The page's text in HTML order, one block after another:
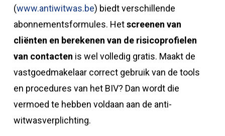
(www.antiwitwas.be) biedt verschillende
abonnementsformules. Hetscreenen van
cliënten en berekenen van de risicoprofielen
van contacten is wel volledig gratis. Maakt de
vastgoedmakelaar correct gebruik van de tools
en procedures van het BIV? Dan wordt die
vermoed te hebben voldaan aan de anti-
witwasverplichting.